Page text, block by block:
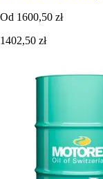
Od 1600,50 zł
1402,50 zł